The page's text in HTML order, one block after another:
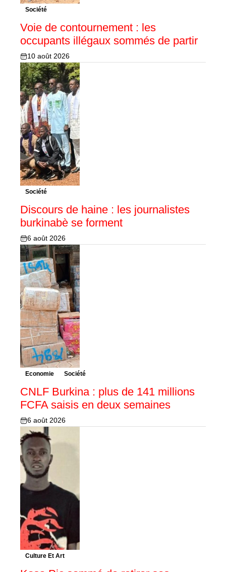
Société
Voie de contournement : les
occupants illégaux sommés de partir
10 août 2026
Société
Discours de haine : les journalistes
burkinabè se forment
6 août 2026
Economie Société
CNLF Burkina : plus de 141 millions
FCFA saisis en deux semaines
6 août 2026
Culture Et Art